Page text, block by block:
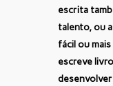
escrita
talento, ou
fácil ou
escreve